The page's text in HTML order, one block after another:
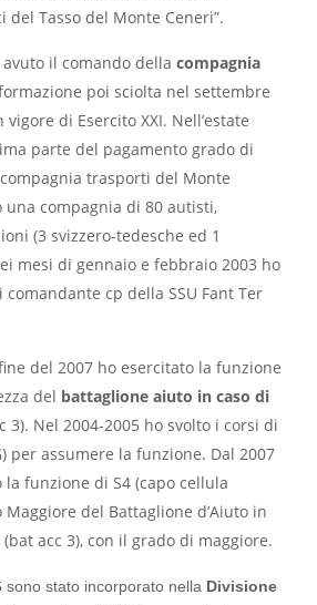
del Tasso del Monte Ceneri”.
il comando della compagnia
poi sciolta nel settembre
vigore di Esercito XXI. Nell’estate
parte del pagamento grado di
trasporti del Monte
una compagnia di 80 autisti,
(3 svizzero-tedesche ed 1
mesi di gennaio e febbraio 2003 ho
cp della SSU Fant Ter
del 2007 ho esercitato la funzione
del battaglione aiuto in caso di
3). Nel 2004-2005 ho svolto i corsi di
per assumere la funzione. Dal 2007
funzione di S4 (capo cellula
del Battaglione d’Aiuto in
acc 3), con il grado di maggiore.
sono stato incorporato nella Divisione